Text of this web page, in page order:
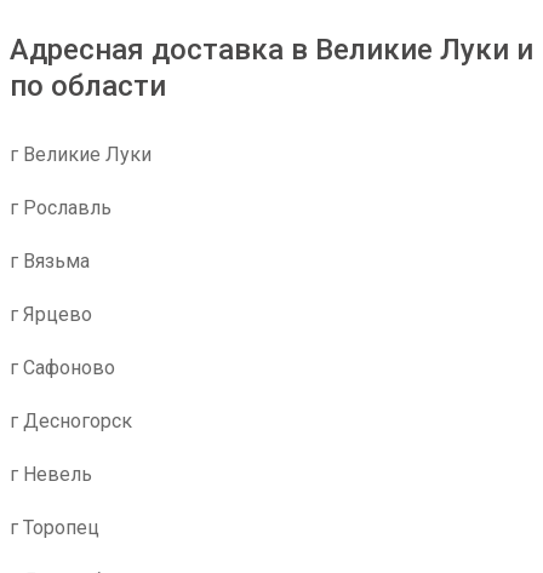
Адресная доставка в Великие Луки и
по области
г Великие Луки
г Рославль
г Вязьма
г Ярцево
г Сафоново
г Десногорск
г Невель
г Торопец